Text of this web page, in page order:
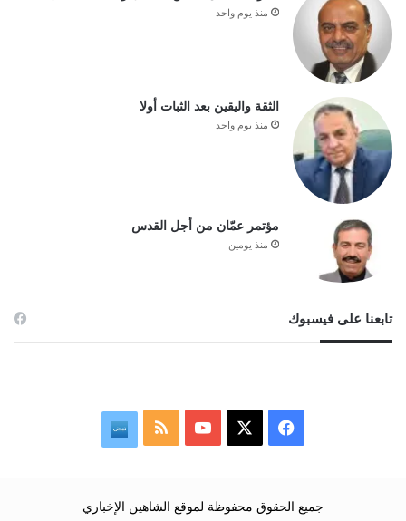
منذ يوم واحد
الثقة واليقين بعد الثبات أولا
منذ يوم واحد
مؤتمر عمّان من أجل القدس
منذ يومين
تابعنا على فيسبوك
س
خ
ض
جميع الحقوق محفوظة لموقع الشاهين الإخباري